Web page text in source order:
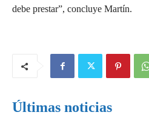
debe prestar”, concluye Martín.
Últimas noticias